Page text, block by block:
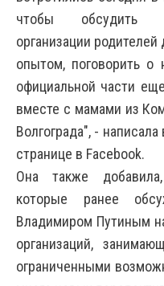
чтобы обсудить
организации
опытом, поговорить о
официальной части
вместе с мамами из
Волгограда", -
странице в Facebook.
Она также
которые ранее
Владимиром Путиным
организаций,
ограниченными